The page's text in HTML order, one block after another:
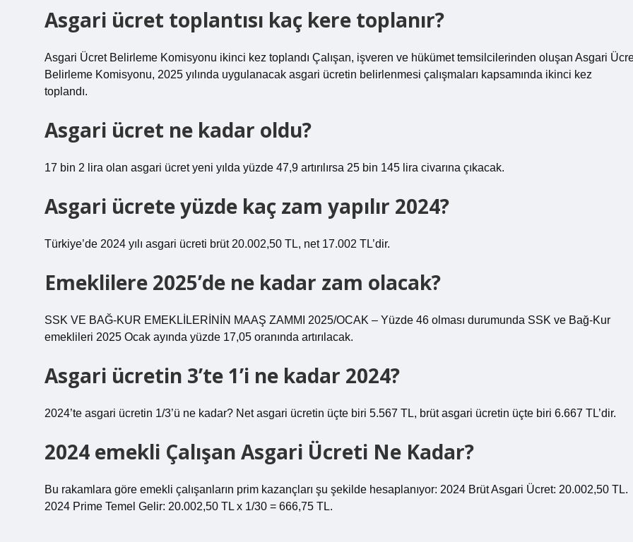
Asgari ücret toplantısı kaç kere toplanır?
Asgari Ücret Belirleme Komisyonu ikinci kez toplandı Çalışan, işveren ve hükümet temsilcilerinden oluşan Asgari
Belirleme Komisyonu, 2025 yılında uygulanacak asgari ücretin belirlenmesi çalışmaları kapsamında ikinci kez
toplandı.
Asgari ücret ne kadar oldu?
17 bin 2 lira olan asgari ücret yeni yılda yüzde 47,9 artırılırsa 25 bin 145 lira civarına çıkacak.
Asgari ücrete yüzde kaç zam yapılır 2024?
Türkiye’de 2024 yılı asgari ücreti brüt 20.002,50 TL, net 17.002 TL’dir.
Emeklilere 2025’de ne kadar zam olacak?
SSK VE BAĞ-KUR EMEKLİLERİNİN MAAŞ ZAMMI 2025/OCAK – Yüzde 46 olması durumunda SSK ve Bağ-Kur
emeklileri 2025 Ocak ayında yüzde 17,05 oranında artırılacak.
Asgari ücretin 3’te 1’i ne kadar 2024?
2024’te asgari ücretin 1/3’ü ne kadar? Net asgari ücretin üçte biri 5.567 TL, brüt asgari ücretin üçte biri 6.667 TL’dir.
2024 emekli Çalışan Asgari Ücreti Ne Kadar?
Bu rakamlara göre emekli çalışanların prim kazançları şu şekilde hesaplanıyor: 2024 Brüt Asgari Ücret: 20.002,50 TL.
2024 Prime Temel Gelir: 20.002,50 TL x 1/30 = 666,75 TL.